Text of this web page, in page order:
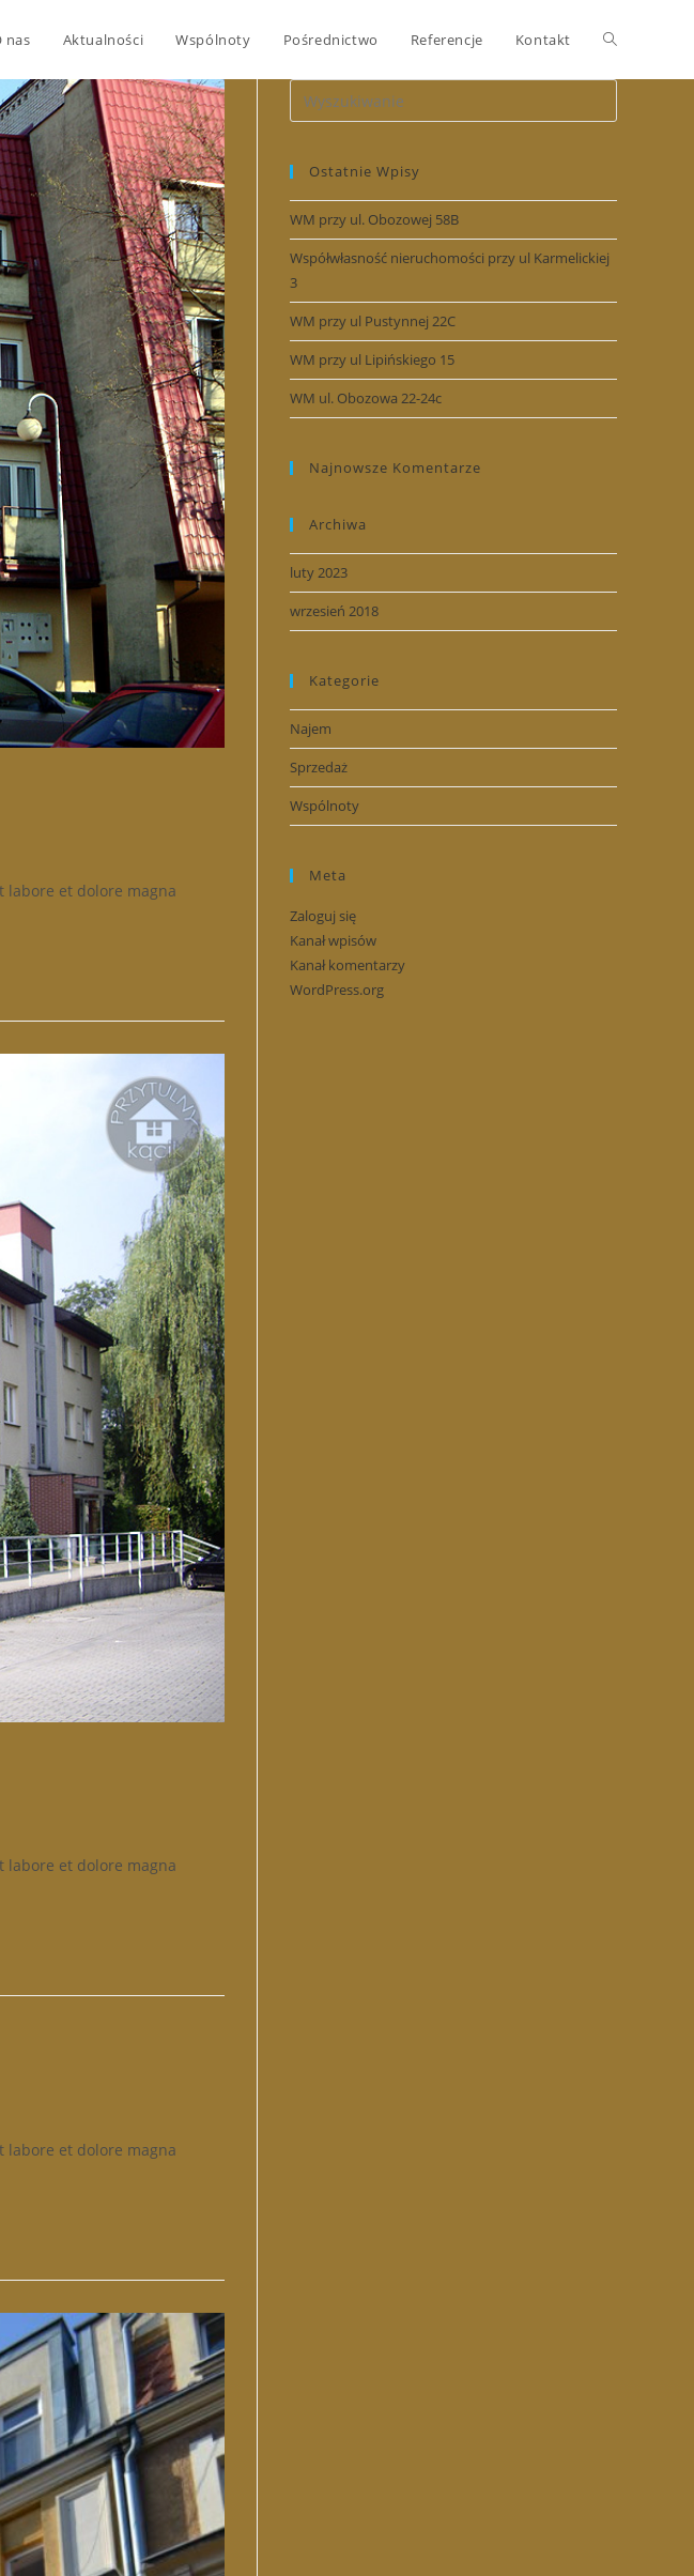
nas Aktualności Wspólnoty Pośrednictwo Referencje Kontakt Toggle
website
search
et dolore magna
et dolore magna
et dolore magna
Ostatnie Wpisy
WM przy ul. Obozowej 58B
Współwłasność nieruchomości przy ul Karmelickiej
3
WM przy ul Pustynnej 22C
WM przy ul Lipińskiego 15
WM ul. Obozowa 22-24c
Najnowsze Komentarze
Archiwa
luty 2023
wrzesień 2018
Kategorie
Najem
Sprzedaż
Wspólnoty
Meta
Zaloguj się
Kanał wpisów
Kanał komentarzy
WordPress.org